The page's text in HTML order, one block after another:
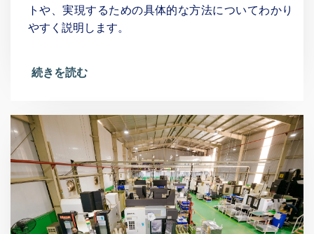
トや、実現するための具体的な方法についてわかり
やすく説明します。
続きを読む